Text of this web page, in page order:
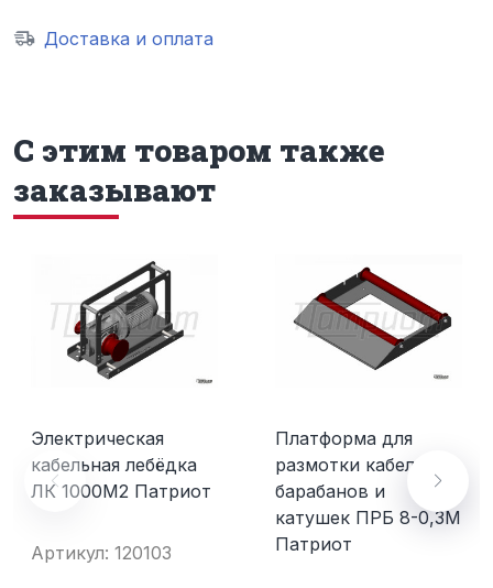
Доставка и оплата
С этим товаром также
заказывают
Электрическая
кабельная лебёдка
ЛК 1000М2 Патриот
Артикул: 120103
Платформа для
размотки кабельных
барабанов и
катушек ПРБ 8-0,3М
Патриот